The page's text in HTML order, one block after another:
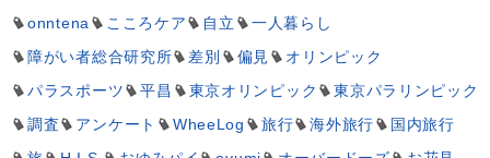
onntena
こころケア 自立
一人暮らし
障がい者総合研究所
差別 偏見
オリンピック
パラスポーツ
平昌 東京オリンピック
東京パラリンピック
調査
アンケート WheeLog 旅行 海外旅行
国内旅行